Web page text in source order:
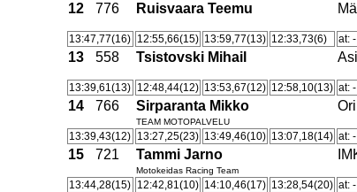
12 776 Ruisvaara Teemu
13:47,77(16) 12:55,66(15) 13:59,77(13) 12:33,73(6) at: -
13 558 Tsistovski Mihail
13:39,61(13) 12:48,44(12) 13:53,67(12) 12:58,10(13) at: -
14 766 Sirparanta Mikko
TEAM MOTOPALVELU
13:39,43(12) 13:27,25(23) 13:49,46(10) 13:07,18(14) at: -
15 721 Tammi Jarno
Motokeidas Racing Team
13:44,28(15) 12:42,81(10) 14:10,46(17) 13:28,54(20) at: -